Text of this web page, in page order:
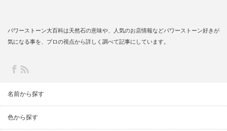
パワーストーン大百科は天然石の意味や、人気のお店情報などパワーストーン好きが
気になる事を、プロの視点から詳しく調べて記事にしています。
名前から探す
色から探す